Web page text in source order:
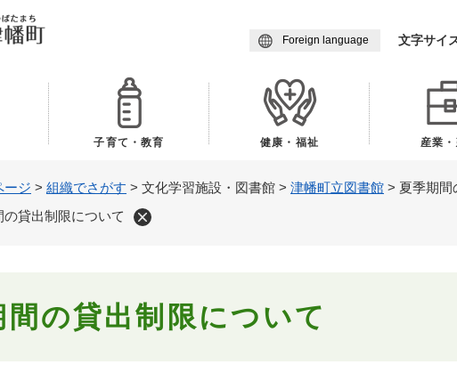
Foreign language 文字サイ
子育て・教育 健康・福祉 産業
ージ > 組織でさがす > 文化学習施設・図書館 > 津幡町立図書館 > 夏季期間
の貸出制限について
間の貸出制限について